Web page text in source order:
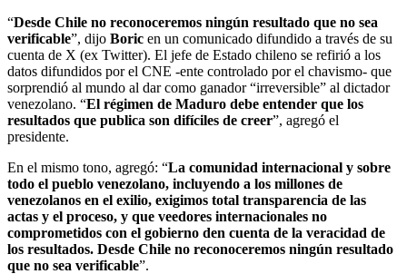
“Desde Chile no reconoceremos ningún resultado que no sea
verificable”, dijo Boric en un comunicado difundido a través de su
cuenta de X (ex Twitter). El jefe de Estado chileno se refirió a los
datos difundidos por el CNE -ente controlado por el chavismo- que
sorprendió al mundo al dar como ganador “irreversible” al dictador
venezolano. “El régimen de Maduro debe entender que los
resultados que publica son difíciles de creer”, agregó el
presidente.
En el mismo tono, agregó: “La comunidad internacional y sobre
todo el pueblo venezolano, incluyendo a los millones de
venezolanos en el exilio, exigimos total transparencia de las
actas y el proceso, y que veedores internacionales no
comprometidos con el gobierno den cuenta de la veracidad de
los resultados. Desde Chile no reconoceremos ningún resultado
que no sea verificable”.